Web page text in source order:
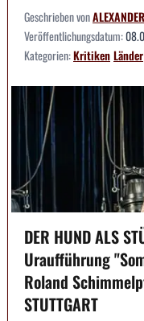
Geschrieben von
Veröffentlichungsdatum:
Kategorien:KritikenLänder
DER HUND ALS
Uraufführung
Roland
STUTTGART